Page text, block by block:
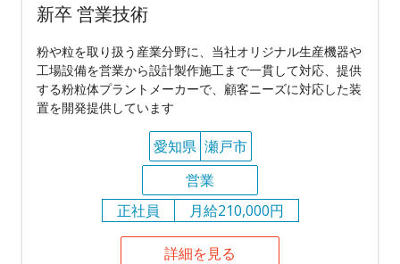
新卒 営業技術
粉や粒を取り扱う産業分野に、当社オリジナル生産機器や
工場設備を営業から設計製作施工まで一貫して対応、提供
する粉粒体プラントメーカーで、顧客ニーズに対応した装
置を開発提供しています
愛知県 瀬戸市
営業
正社員
月給210,000円
詳細を見る